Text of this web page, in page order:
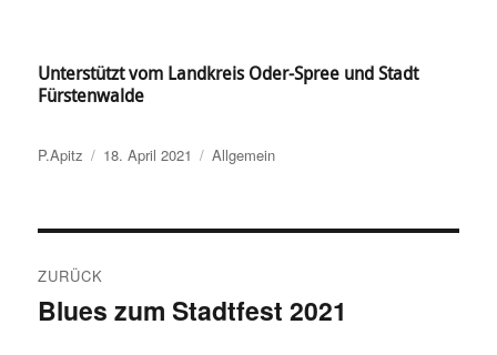
Unterstützt vom Landkreis Oder-Spree und Stadt
Fürstenwalde
Autor
P.Apitz
Veröffentlicht
18. April 2021 Kategorien
Allgemein
ZURÜCK
Vorheriger
Blues zum Stadtfest 2021